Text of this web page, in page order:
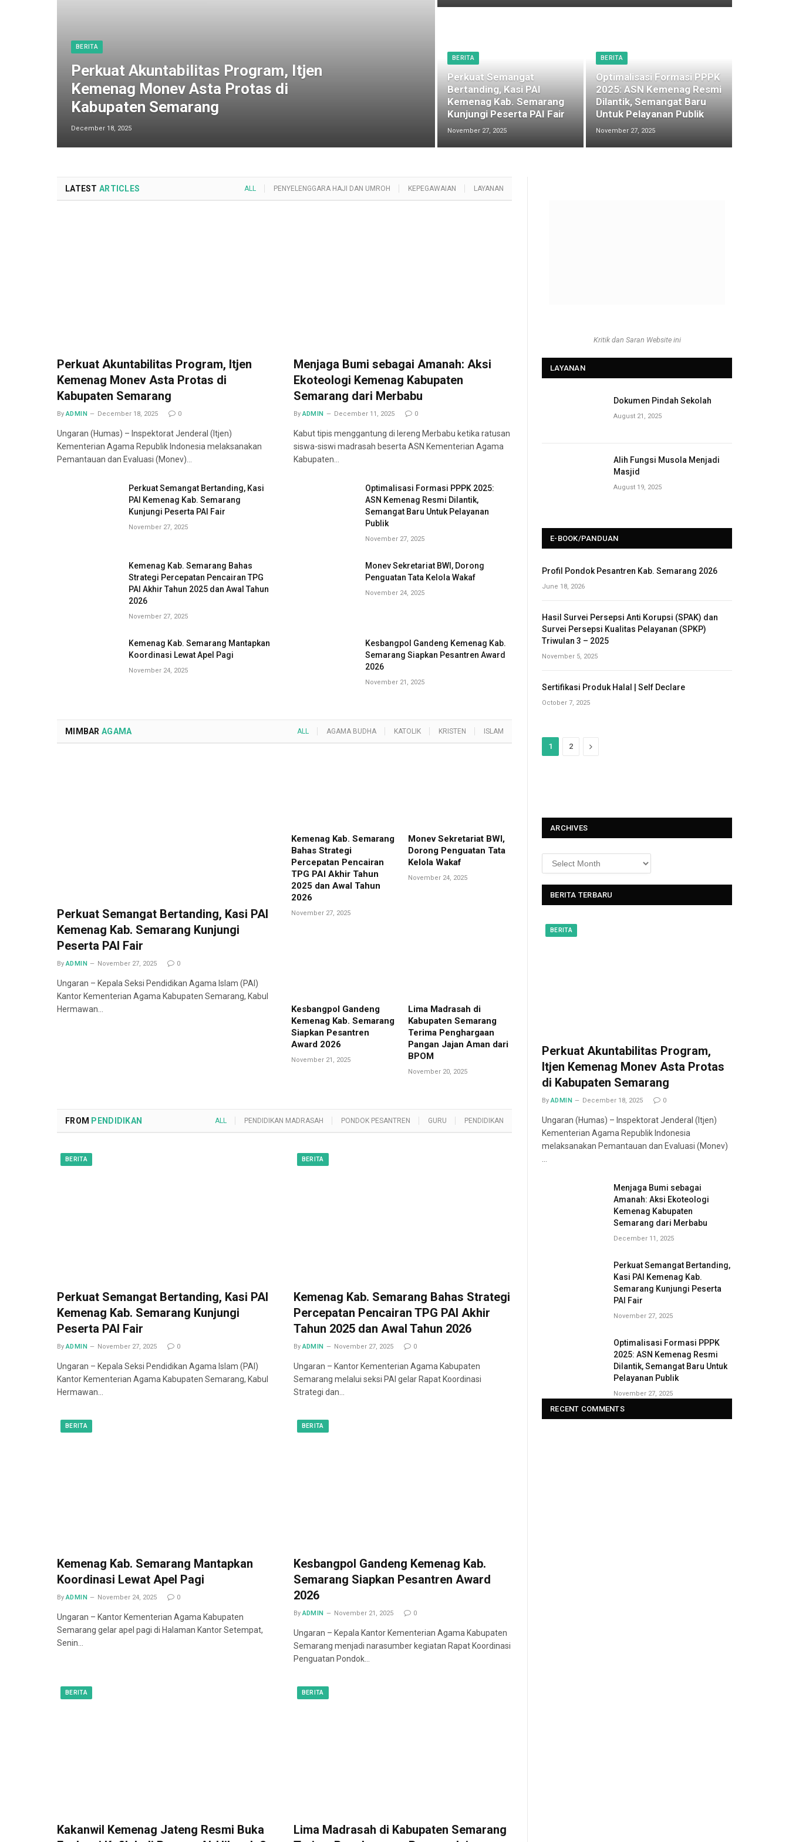
BERITA
Perkuat Akuntabilitas Program, Itjen
Kemenag Monev Asta Protas di
Kabupaten Semarang
December 18, 2025
BERITA
Perkuat Semangat
Bertanding, Kasi PAI
Kemenag Kab. Semarang
Kunjungi Peserta PAI Fair
November 27, 2025
BERITA
Optimalisasi Formasi PPPK
2025: ASN Kemenag Resmi
Dilantik, Semangat Baru
Untuk Pelayanan Publik
November 27, 2025
LATEST ARTICLES ALL PENYELENGGARA HAJI DAN UMROH KEPEGAWAIAN LAYANAN
Perkuat Akuntabilitas Program, Itjen
Kemenag Monev Asta Protas di
Kabupaten Semarang
By ADMIN December 18, 2025 0
Ungaran (Humas) – Inspektorat Jenderal (Itjen)
Kementerian Agama Republik Indonesia melaksanakan
Pemantauan dan Evaluasi (Monev)…
Menjaga Bumi sebagai Amanah: Aksi
Ekoteologi Kemenag Kabupaten
Semarang dari Merbabu
By ADMIN December 11, 2025 0
Kabut tipis menggantung di lereng Merbabu ketika ratusan
siswa-siswi madrasah beserta ASN Kementerian Agama
Kabupaten…
Perkuat Semangat Bertanding, Kasi
PAI Kemenag Kab. Semarang
Kunjungi Peserta PAI Fair
November 27, 2025
Optimalisasi Formasi PPPK 2025:
ASN Kemenag Resmi Dilantik,
Semangat Baru Untuk Pelayanan
Publik
November 27, 2025
Kemenag Kab. Semarang Bahas
Strategi Percepatan Pencairan TPG
PAI Akhir Tahun 2025 dan Awal Tahun
2026
November 27, 2025
Monev Sekretariat BWI, Dorong
Penguatan Tata Kelola Wakaf
November 24, 2025
Kemenag Kab. Semarang Mantapkan
Koordinasi Lewat Apel Pagi
November 24, 2025
Kesbangpol Gandeng Kemenag Kab.
Semarang Siapkan Pesantren Award
2026
November 21, 2025
MIMBAR AGAMA ALL AGAMA BUDHA KATOLIK KRISTEN ISLAM
Perkuat Semangat Bertanding, Kasi PAI
Kemenag Kab. Semarang Kunjungi
Peserta PAI Fair
By ADMIN November 27, 2025 0
Ungaran – Kepala Seksi Pendidikan Agama Islam (PAI)
Kantor Kementerian Agama Kabupaten Semarang, Kabul
Hermawan…
Kemenag Kab. Semarang
Bahas Strategi
Percepatan Pencairan
TPG PAI Akhir Tahun
2025 dan Awal Tahun
2026
November 27, 2025
Monev Sekretariat BWI,
Dorong Penguatan Tata
Kelola Wakaf
November 24, 2025
Kesbangpol Gandeng
Kemenag Kab. Semarang
Siapkan Pesantren
Award 2026
November 21, 2025
Lima Madrasah di
Kabupaten Semarang
Terima Penghargaan
Pangan Jajan Aman dari
BPOM
November 20, 2025
FROM PENDIDIKAN ALL PENDIDIKAN MADRASAH PONDOK PESANTREN GURU PENDIDIKAN
BERITA
Perkuat Semangat Bertanding, Kasi PAI
Kemenag Kab. Semarang Kunjungi
Peserta PAI Fair
By ADMIN November 27, 2025 0
Ungaran – Kepala Seksi Pendidikan Agama Islam (PAI)
Kantor Kementerian Agama Kabupaten Semarang, Kabul
Hermawan…
BERITA
Kemenag Kab. Semarang Bahas Strategi
Percepatan Pencairan TPG PAI Akhir
Tahun 2025 dan Awal Tahun 2026
By ADMIN November 27, 2025 0
Ungaran – Kantor Kementerian Agama Kabupaten
Semarang melalui seksi PAI gelar Rapat Koordinasi
Strategi dan…
BERITA
Kemenag Kab. Semarang Mantapkan
Koordinasi Lewat Apel Pagi
By ADMIN November 24, 2025 0
Ungaran – Kantor Kementerian Agama Kabupaten
Semarang gelar apel pagi di Halaman Kantor Setempat,
Senin…
BERITA
Kesbangpol Gandeng Kemenag Kab.
Semarang Siapkan Pesantren Award
2026
By ADMIN November 21, 2025 0
Ungaran – Kepala Kantor Kementerian Agama Kabupaten
Semarang menjadi narasumber kegiatan Rapat Koordinasi
Penguatan Pondok…
BERITA
Kakanwil Kemenag Jateng Resmi Buka
BERITA
Lima Madrasah di Kabupaten Semarang
Kritik dan Saran Website ini
LAYANAN
Dokumen Pindah Sekolah
August 21, 2025
Alih Fungsi Musola Menjadi
Masjid
August 19, 2025
E-BOOK/PANDUAN
Profil Pondok Pesantren Kab. Semarang 2026
June 18, 2026
Hasil Survei Persepsi Anti Korupsi (SPAK) dan
Survei Persepsi Kualitas Pelayanan (SPKP)
Triwulan 3 – 2025
November 5, 2025
Sertifikasi Produk Halal | Self Declare
October 7, 2025
1 2
N
ARCHIVES
BERITA TERBARU
BERITA
Perkuat Akuntabilitas Program,
Itjen Kemenag Monev Asta Protas
di Kabupaten Semarang
By ADMIN December 18, 2025 0
Ungaran (Humas) – Inspektorat Jenderal (Itjen)
Kementerian Agama Republik Indonesia
melaksanakan Pemantauan dan Evaluasi (Monev)
…
Menjaga Bumi sebagai
Amanah: Aksi Ekoteologi
Kemenag Kabupaten
Semarang dari Merbabu
December 11, 2025
Perkuat Semangat Bertanding,
Kasi PAI Kemenag Kab.
Semarang Kunjungi Peserta
PAI Fair
November 27, 2025
Optimalisasi Formasi PPPK
2025: ASN Kemenag Resmi
Dilantik, Semangat Baru Untuk
Pelayanan Publik
November 27, 2025
RECENT COMMENTS